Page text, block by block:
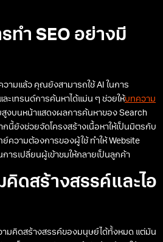
ทำ SEO อย่างมี
วามแล้ว คุณยังสามารถใช้ AI ในการ
ละเทรนด์การค้นหาได้แม่น ๆ ช่วยให้บทความ
งบนหน้าแสดงผลการค้นหาของ Search
นี้ยังช่วยจัดโครงสร้างเนื้อหาให้เป็นมิตรกับ
ย์ความต้องการของผู้ใช้ ทำให้ Website
การเปลี่ยนผู้เข้าชมให้กลายเป็นลูกค้า
คิดสร้างสรรค์และไอ
ามคิดสร้างสรรค์ของมนุษย์ได้ทั้งหมด แต่มัน